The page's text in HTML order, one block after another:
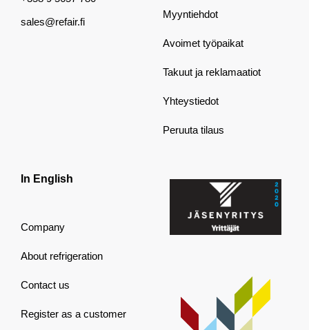
sales@refair.fi
Myyntiehdot
Avoimet työpaikat
Takuut ja reklamaatiot
Yhteystiedot
Peruuta tilaus
In English
Company
About refrigeration
Contact us
Register as a customer